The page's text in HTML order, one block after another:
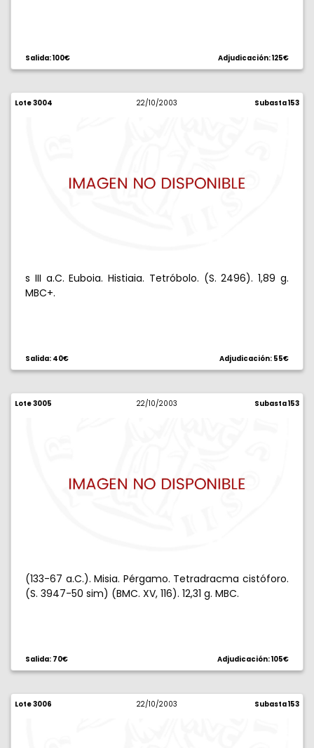
Salida: 100€ Adjudicación: 125€
Lote 3004 22/10/2003 Subasta 153
s III a.C. Euboia. Histiaia. Tetróbolo. (S. 2496). 1,89 g.
MBC+.
Salida: 40€ Adjudicación: 55€
Lote 3005 22/10/2003 Subasta 153
(133-67 a.C.). Misia. Pérgamo. Tetradracma cistóforo.
(S. 3947-50 sim) (BMC. XV, 116). 12,31 g. MBC.
Salida: 70€ Adjudicación: 105€
Lote 3006 22/10/2003 Subasta 153